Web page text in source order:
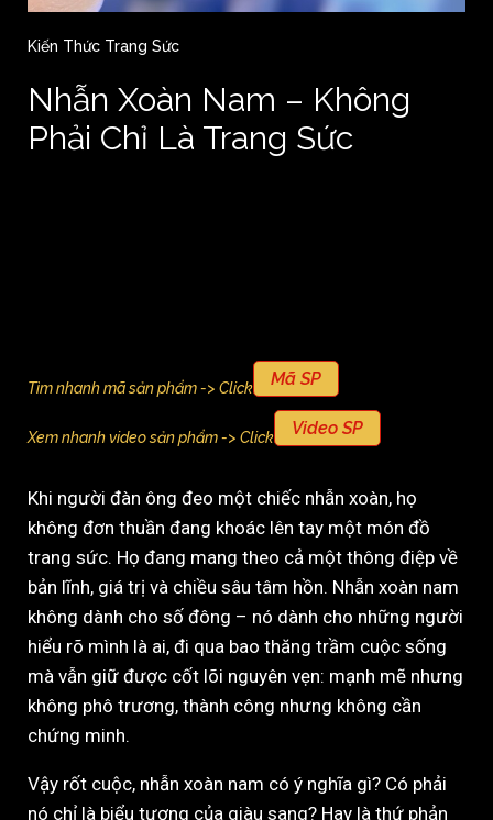
Kiến Thức Trang Sức
Nhẫn Xoàn Nam – Không
Phải Chỉ Là Trang Sức
Tìm nhanh mã sản phẩm -> Click Mã SP
Xem nhanh video sản phẩm -> Click Video SP
Khi người đàn ông đeo một chiếc nhẫn xoàn, họ
không đơn thuần đang khoác lên tay một món đồ
trang sức. Họ đang mang theo cả một thông điệp về
bản lĩnh, giá trị và chiều sâu tâm hồn. Nhẫn xoàn nam
không dành cho số đông – nó dành cho những người
hiểu rõ mình là ai, đi qua bao thăng trầm cuộc sống
mà vẫn giữ được cốt lõi nguyên vẹn: mạnh mẽ nhưng
không phô trương, thành công nhưng không cần
chứng minh.
Vậy rốt cuộc, nhẫn xoàn nam có ý nghĩa gì? Có phải
nó chỉ là biểu tượng của giàu sang? Hay là thứ phản